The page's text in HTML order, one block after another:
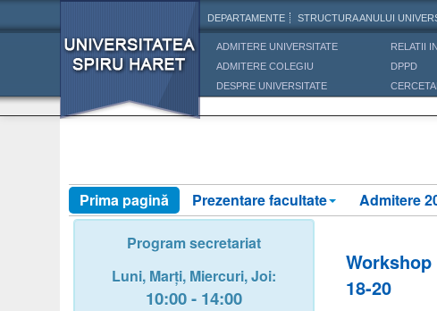
DEPARTAMENTE STRUCTURA ANULUI
ADMITERE UNIVERSITATE
ADMITERE COLEGIU
DESPRE UNIVERSITATE
RELATII
DPPD
Prima pagină Prezentare facultate Admitere
Program secretariat
Luni, Marți, Miercuri, Joi:
10:00 - 14:00
18-20